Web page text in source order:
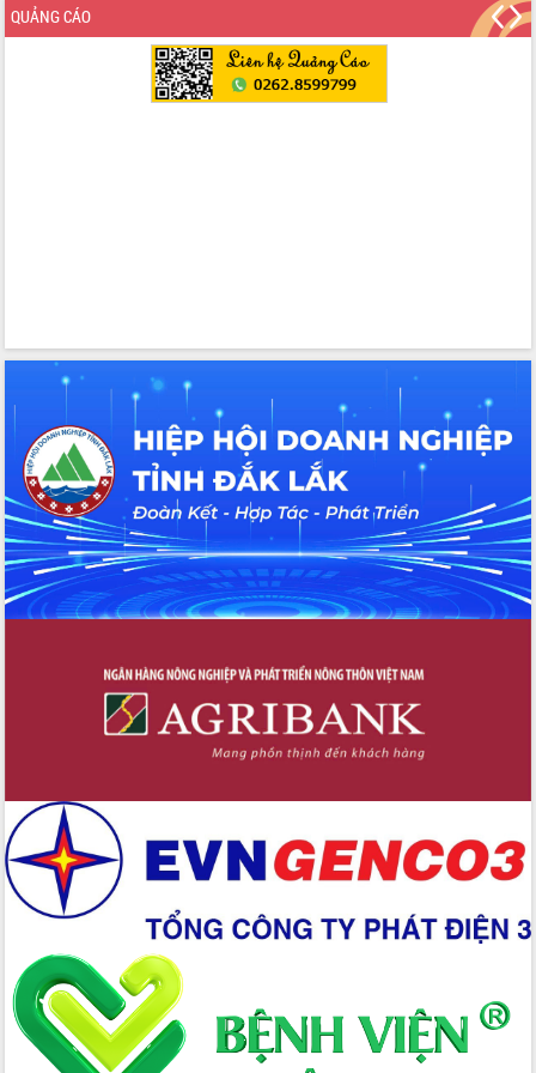
Đẩy nhanh công tác khắc phục, ổn
định đời sống Nhân dân sau bão số 13
Bí thư Tỉnh ủy Lương Nguyễn Minh
Triết dự Ngày hội đại đoàn kết tại
Buôn Đăk Tuôr, xã Cư Pui
bàn xung yếu
Tập trung đẩy nhanh giải ngân nguồn
vốn các chương trình mục tiêu quốc
Xã Ea H'leo giữ vững và nâng cao chất
lượng các tiêu chí nông thôn mới
Công bố quyết định của Ban Thường
vụ Tỉnh ủy về công tác cán bộ
Nâng cao trách nhiệm người đứng
đầu, phát huy tinh thần chủ động,
sáng tạo để đảm bảo tiến độ giải ngân
Sở Công Thương đột phá số hóa 100%
thủ tục trực tuyến lấy sự hài lòng của
doanh nghiệp làm thước đo phục vụ
Đảm bảo công tác bầu cử triển khai
đúng tiến độ, quy trình theo luật định
tập huấn công tác khoa giáo năm 2025
Đắk Lắk hưởng ứng Ngày Pháp luật
Việt Nam 2025 và biểu dương 25 tập
thể, cá nhân tiêu biểu
Hội nghị lần thứ nhất Ban Chỉ đạo
công tác bầu cử tỉnh Đắk Lắk
Hội nghị UBND tỉnh thường kỳ tháng
10 năm 2025
Kỳ họp chuyên đề lần thứ Ba, HĐND
tỉnh khóa X
QUẢNG CÁO